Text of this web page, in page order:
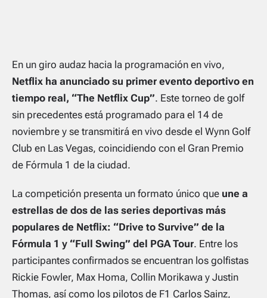
En un giro audaz hacia la programación en vivo,
Netflix ha anunciado su primer evento deportivo en
tiempo real, “The Netflix Cup”. Este torneo de golf
sin precedentes está programado para el 14 de
noviembre y se transmitirá en vivo desde el Wynn Golf
Club en Las Vegas, coincidiendo con el Gran Premio
de Fórmula 1 de la ciudad.
La competición presenta un formato único que une a
estrellas de dos de las series deportivas más
populares de Netflix: “Drive to Survive” de la
Fórmula 1 y “Full Swing” del PGA Tour. Entre los
participantes confirmados se encuentran los golfistas
Rickie Fowler, Max Homa, Collin Morikawa y Justin
Thomas, así como los pilotos de F1 Carlos Sainz,